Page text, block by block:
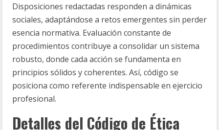
Disposiciones redactadas responden a dinámicas
sociales, adaptándose a retos emergentes sin perder
esencia normativa. Evaluación constante de
procedimientos contribuye a consolidar un sistema
robusto, donde cada acción se fundamenta en
principios sólidos y coherentes. Así, código se
posiciona como referente indispensable en ejercicio
profesional.
Detalles del Código de Ética